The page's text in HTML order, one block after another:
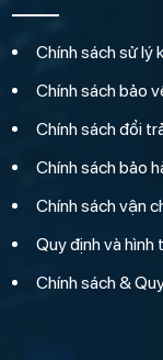
Chính sách sử lý
Chính sách bảo
Chính sách đổi
Chính sách bảo
Chính sách vận
Quy định và hình
Chính sách &